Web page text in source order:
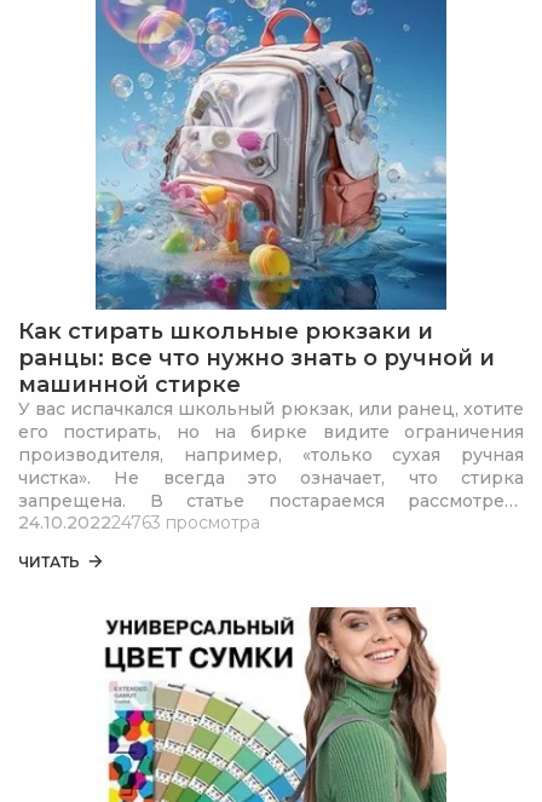
Как стирать школьные рюкзаки и
ранцы: все что нужно знать о ручной и
машинной стирке
У вас испачкался школьный рюкзак, или ранец, хотите
его постирать, но на бирке видите ограничения
производителя, например, «только сухая ручная
чистка». Не всегда это означает, что стирка
запрещена. В статье постараемся рассмотреть
максимум возможных нюансов, которые помогут
портфель самостоятельно.
24.10.202224763 просмотра
ЧИТАТЬ